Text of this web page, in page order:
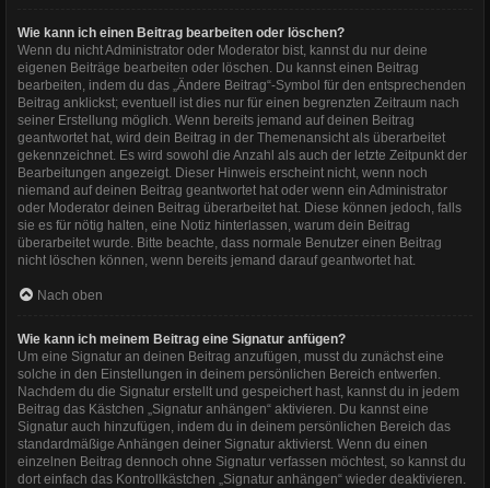
Wie kann ich einen Beitrag bearbeiten oder löschen?
Wenn du nicht Administrator oder Moderator bist, kannst du nur deine
eigenen Beiträge bearbeiten oder löschen. Du kannst einen Beitrag
bearbeiten, indem du das „Ändere Beitrag“-Symbol für den entsprechenden
Beitrag anklickst; eventuell ist dies nur für einen begrenzten Zeitraum nach
seiner Erstellung möglich. Wenn bereits jemand auf deinen Beitrag
geantwortet hat, wird dein Beitrag in der Themenansicht als überarbeitet
gekennzeichnet. Es wird sowohl die Anzahl als auch der letzte Zeitpunkt der
Bearbeitungen angezeigt. Dieser Hinweis erscheint nicht, wenn noch
niemand auf deinen Beitrag geantwortet hat oder wenn ein Administrator
oder Moderator deinen Beitrag überarbeitet hat. Diese können jedoch, falls
sie es für nötig halten, eine Notiz hinterlassen, warum dein Beitrag
überarbeitet wurde. Bitte beachte, dass normale Benutzer einen Beitrag
nicht löschen können, wenn bereits jemand darauf geantwortet hat.
Nach oben
Wie kann ich meinem Beitrag eine Signatur anfügen?
Um eine Signatur an deinen Beitrag anzufügen, musst du zunächst eine
solche in den Einstellungen in deinem persönlichen Bereich entwerfen.
Nachdem du die Signatur erstellt und gespeichert hast, kannst du in jedem
Beitrag das Kästchen „Signatur anhängen“ aktivieren. Du kannst eine
Signatur auch hinzufügen, indem du in deinem persönlichen Bereich das
standardmäßige Anhängen deiner Signatur aktivierst. Wenn du einen
einzelnen Beitrag dennoch ohne Signatur verfassen möchtest, so kannst du
dort einfach das Kontrollkästchen „Signatur anhängen“ wieder deaktivieren.